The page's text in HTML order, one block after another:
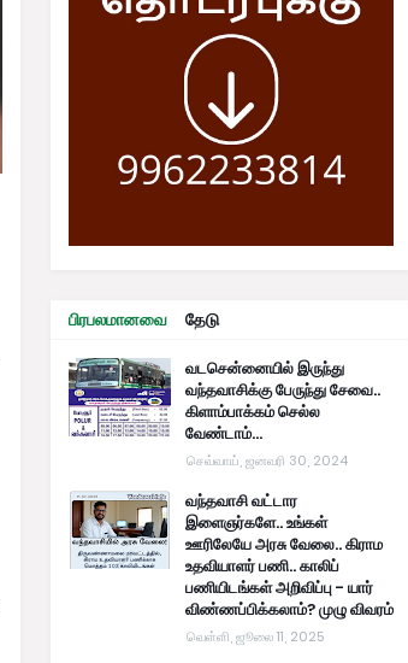
பிரபலமானவை தேடு
வடசென்னையில் இருந்து
வந்தவாசிக்கு பேருந்து சேவை..
கிளாம்பாக்கம் செல்ல
வேண்டாம்...
செவ்வாய், ஜனவரி 30, 2024
வந்தவாசி வட்டார
இளைஞர்களே.. உங்கள்
ஊரிலேயே அரசு வேலை.. கிராம
உதவியாளர் பணி.. காலிப்
பணியிடங்கள் அறிவிப்பு - யார்
விண்ணப்பிக்கலாம்? முழு விவரம்
வெள்ளி, ஜூலை 11, 2025